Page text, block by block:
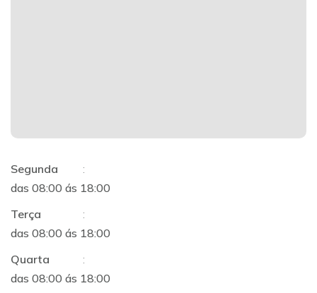
Segunda
:
das 08:00 ás 18:00
Terça
:
das 08:00 ás 18:00
Quarta
:
das 08:00 ás 18:00